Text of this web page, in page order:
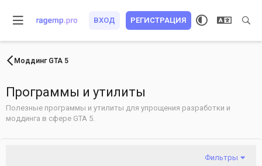
ВХОД РЕГИСТРАЦИЯ
Моддинг GTA 5
Программы и утилиты
Полезные программы и утилиты для упрощения разработки и
моддинга в сфере GTA 5.
Фильтры